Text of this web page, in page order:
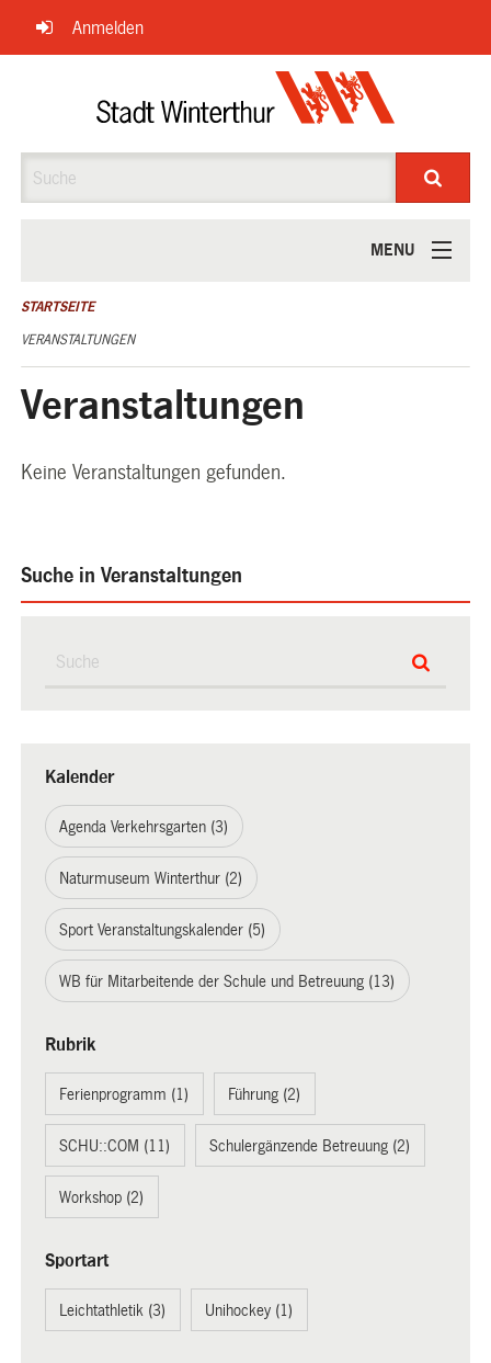
Navigation
überspringen
Anmelden
MENU
ÜBER UNS
STARTSEITE
VERANSTALTUNGEN
Veranstaltungen
Keine Veranstaltungen gefunden.
Suche in Veranstaltungen
Kalender
Agenda Verkehrsgarten (3)
Naturmuseum Winterthur (2)
Sport Veranstaltungskalender (5)
WB für Mitarbeitende der Schule und Betreuung (13)
Rubrik
Ferienprogramm (1) Führung (2)
SCHU::COM (11) Schulergänzende Betreuung (2)
Workshop (2)
Sportart
Leichtathletik (3) Unihockey (1)